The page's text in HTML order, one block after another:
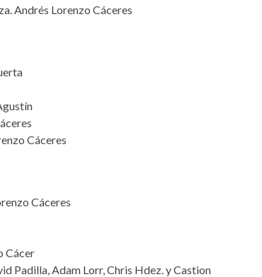
Andrés Lorenzo Cáceres
Cáceres
Cáceres
Cácer
Padilla, Adam Lorr, Chris Hdez. y Castion